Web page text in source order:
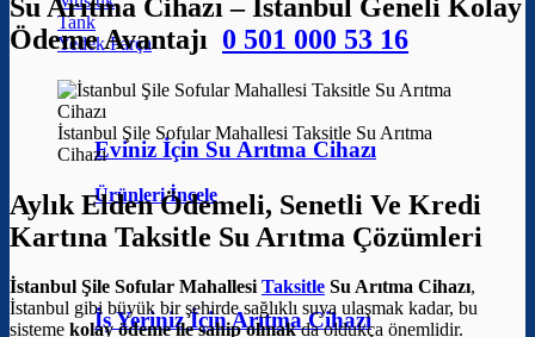
Tank
Yedek Parça
Eviniz İçin Su Arıtma Cihazı
Ürünleri İncele
İş Yeriniz İçin Arıtma Cihazı
Su Arıtma Cihazı – İstanbul Geneli Kolay
Ödeme Avantajı 0 501 000 53 16
İstanbul Şile Sofular Mahallesi Taksitle Su Arıtma
Cihazı
Aylık Elden Ödemeli, Senetli Ve Kredi
Kartına Taksitle Su Arıtma Çözümleri
İstanbul Şile Sofular MahallesiTaksitle Su Arıtma Cihazı,
İstanbul gibi büyük bir şehirde sağlıklı suya ulaşmak kadar, bu
sisteme kolay ödeme ile sahip olmakda oldukça önemlidir.